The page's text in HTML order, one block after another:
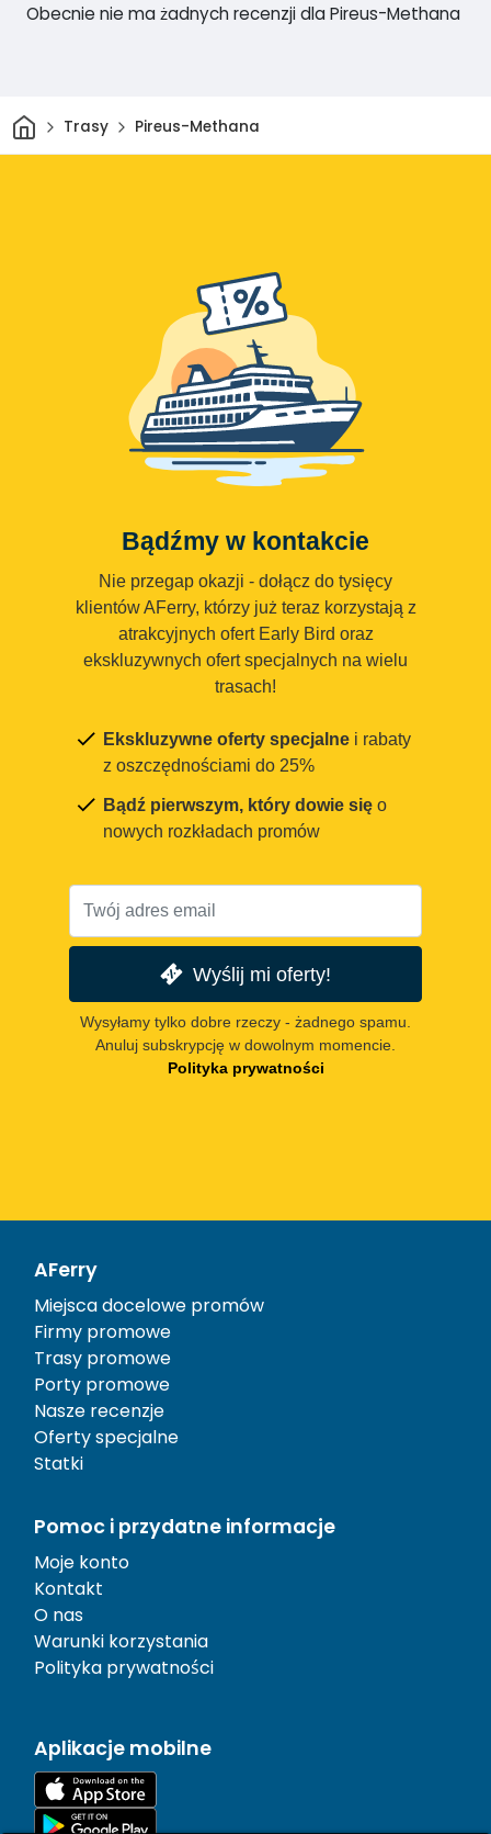
Obecnie nie ma żadnych recenzji dla Pireus-Methana
DomTrasy Pireus-Methana
Bądźmy w kontakcie
Nie przegap okazji - dołącz do tysięcy
klientów AFerry, którzy już teraz korzystają z
atrakcyjnych ofert Early Bird oraz
ekskluzywnych ofert specjalnych na wielu
trasach!
Ekskluzywne oferty specjalne i rabaty
z oszczędnościami do 25%
Bądź pierwszym, który dowie się o
nowych rozkładach promów
Wyślij mi oferty!
Wysyłamy tylko dobre rzeczy - żadnego spamu.
Anuluj subskrypcję w dowolnym momencie.
Polityka prywatności
AFerry
Miejsca docelowe promów
Firmy promowe
Trasy promowe
Porty promowe
Nasze recenzje
Oferty specjalne
Statki
Pomoc i przydatne informacje
Moje konto
Kontakt
O nas
Warunki korzystania
Polityka prywatności
Aplikacje mobilne